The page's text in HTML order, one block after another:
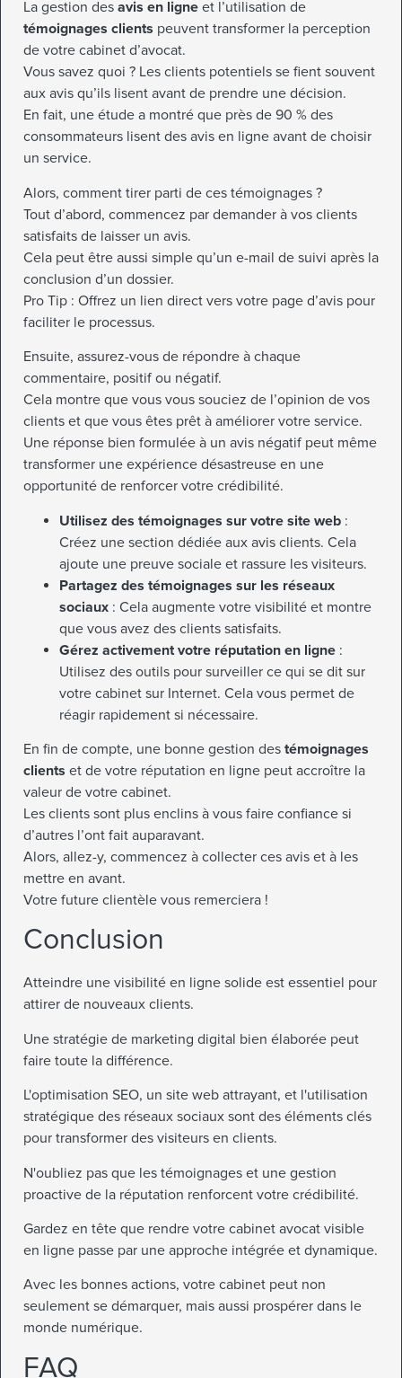
La gestion des avis en ligne et l’utilisation de
témoignages clients peuvent transformer la perception
de votre cabinet d’avocat.
Vous savez quoi ? Les clients potentiels se fient souvent
aux avis qu’ils lisent avant de prendre une décision.
En fait, une étude a montré que près de 90 % des
consommateurs lisent des avis en ligne avant de choisir
un service.
Alors, comment tirer parti de ces témoignages ?
Tout d’abord, commencez par demander à vos clients
satisfaits de laisser un avis.
Cela peut être aussi simple qu’un e-mail de suivi après la
conclusion d’un dossier.
Pro Tip : Offrez un lien direct vers votre page d’avis pour
faciliter le processus.
Ensuite, assurez-vous de répondre à chaque
commentaire, positif ou négatif.
Cela montre que vous vous souciez de l’opinion de vos
clients et que vous êtes prêt à améliorer votre service.
Une réponse bien formulée à un avis négatif peut même
transformer une expérience désastreuse en une
opportunité de renforcer votre crédibilité.
Utilisez des témoignages sur votre site web :
Créez une section dédiée aux avis clients. Cela
ajoute une preuve sociale et rassure les visiteurs.
Partagez des témoignages sur les réseaux
sociaux : Cela augmente votre visibilité et montre
que vous avez des clients satisfaits.
Gérez activement votre réputation en ligne :
Utilisez des outils pour surveiller ce qui se dit sur
votre cabinet sur Internet. Cela vous permet de
réagir rapidement si nécessaire.
En fin de compte, une bonne gestion des témoignages
clients et de votre réputation en ligne peut accroître la
valeur de votre cabinet.
Les clients sont plus enclins à vous faire confiance si
d’autres l’ont fait auparavant.
Alors, allez-y, commencez à collecter ces avis et à les
mettre en avant.
Votre future clientèle vous remerciera !
Conclusion
Atteindre une visibilité en ligne solide est essentiel pour
attirer de nouveaux clients.
Une stratégie de marketing digital bien élaborée peut
faire toute la différence.
L'optimisation SEO, un site web attrayant, et l'utilisation
stratégique des réseaux sociaux sont des éléments clés
pour transformer des visiteurs en clients.
N'oubliez pas que les témoignages et une gestion
proactive de la réputation renforcent votre crédibilité.
Gardez en tête que rendre votre cabinet avocat visible
en ligne passe par une approche intégrée et dynamique.
Avec les bonnes actions, votre cabinet peut non
seulement se démarquer, mais aussi prospérer dans le
monde numérique.
FAQ